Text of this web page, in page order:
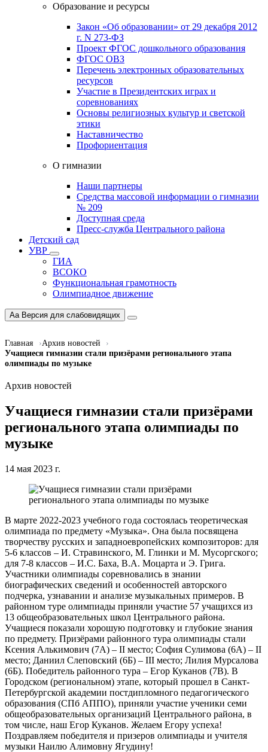
Образование и ресурсы
Закон «Об образовании» от 29 декабря 2012
г. N 273-ФЗ
Проект ФГОС дошкольного образования
ФГОС ОВЗ
Перечень электронных образовательных
ресурсов
Участие в Президентских играх и
соревнованиях
Основы религиозных культур и светской
этики
Наставничество
Профориентация
О гимназии
Наши партнеры
Средства массовой информации о гимназии
№ 209
Доступная среда
Пресс-служба Центрального района
Детский сад
УВР
ГИА
ВСОКО
Функциональная грамотность
Олимпиадное движение
Aa Версия для слабовидящих
Главная
Архив новостей
Учащиеся гимназии стали призёрами регионального этапа
олимпиады по музыке
Архив новостей
Учащиеся гимназии стали призёрами
регионального этапа олимпиады по
музыке
14 мая 2023 г.
В марте 2022-2023 учебного года состоялась теоретическая
олимпиада по предмету «Музыка». Она была посвящена
творчеству русских и западноевропейских композиторов: для
5-6 классов – И. Стравинского, М. Глинки и М. Мусоргского;
для 7-8 классов – И.С. Баха, В.А. Моцарта и Э. Грига.
Участники олимпиады соревновались в знании
биографических сведений и особенностей авторского
подчерка, узнавании и анализе музыкальных примеров. В
районном туре олимпиады приняли участие 57 учащихся из
13 общеобразовательных школ Центрального района.
Учащиеся показали хорошую подготовку и глубокие знания
по предмету. Призёрами районного тура олимпиады стали
Ксения Алькимович (7А) – II место; София Сулимова (6А) – II
место; Даниил Слеповский (6Б) – III место; Лилия Мурсалова
(6Б). Победитель районного тура – Егор Куканов (7В). В
Городском (региональном) этапе, который прошел в Санкт-
Петербургской академии постдипломного педагогического
образования (СПб АППО), приняли участие ученики семи
общеобразовательных организаций Центрального района, в
том числе, наш Егор Куканов. Желаем Егору успеха!
Поздравляем победителя и призеров олимпиады и учителя
музыки Наилю Алимовну Ягудину!